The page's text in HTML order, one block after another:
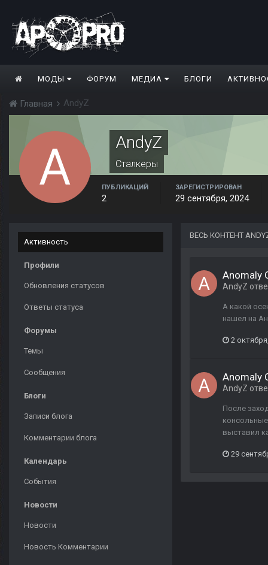
МОДЫ ФОРУМ МЕДИА БЛОГИ
Главная AndyZ
AndyZ
Сталкеры
ПУБЛИКАЦИЙ
2
ЗАРЕГИСТРИРОВАН
29 сентября, 2024
Активность
Профили
Обновления статусов
Ответы статуса
Форумы
Темы
Сообщения
Блоги
Записи блога
Комментарии блога
Календарь
События
Новости
Новости
Новость Комментарии
ВЕСЬ КОНТЕНТ
Anomaly
AndyZ
А какой
нашел на
2
Anomaly
AndyZ
После
выставил
29